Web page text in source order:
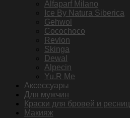
Alfaparf Milano
Ice By Natura Siberica
Gehwol
Cocochoco
Revlon
Skinga
Dewal
Alpecin
Yu.R Me
Аксессуары
Для мужчин
Краски для бровей и ресниц
Макияж